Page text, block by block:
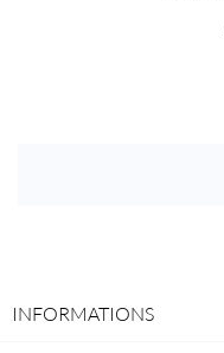
INFORMATIONS